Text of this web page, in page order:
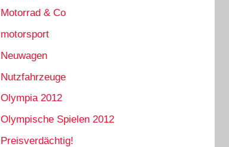
Motorrad & Co
motorsport
Neuwagen
Nutzfahrzeuge
Olympia 2012
Olympische Spielen 2012
Preisverdächtig!